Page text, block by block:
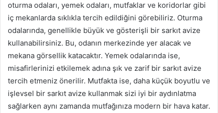
oturma odaları, yemek odaları, mutfaklar ve koridorlar gibi
iç mekanlarda sıklıkla tercih edildiğini görebiliriz. Oturma
odalarında, genellikle büyük ve gösterişli bir sarkıt avize
kullanabilirsiniz. Bu, odanın merkezinde yer alacak ve
mekana görsellik katacaktır. Yemek odalarında ise,
misafirlerinizi etkilemek adına şık ve zarif bir sarkıt avize
tercih etmeniz önerilir. Mutfakta ise, daha küçük boyutlu ve
işlevsel bir sarkıt avize kullanmak sizi iyi bir aydınlatma
sağlarken aynı zamanda mutfağınıza modern bir hava katar.